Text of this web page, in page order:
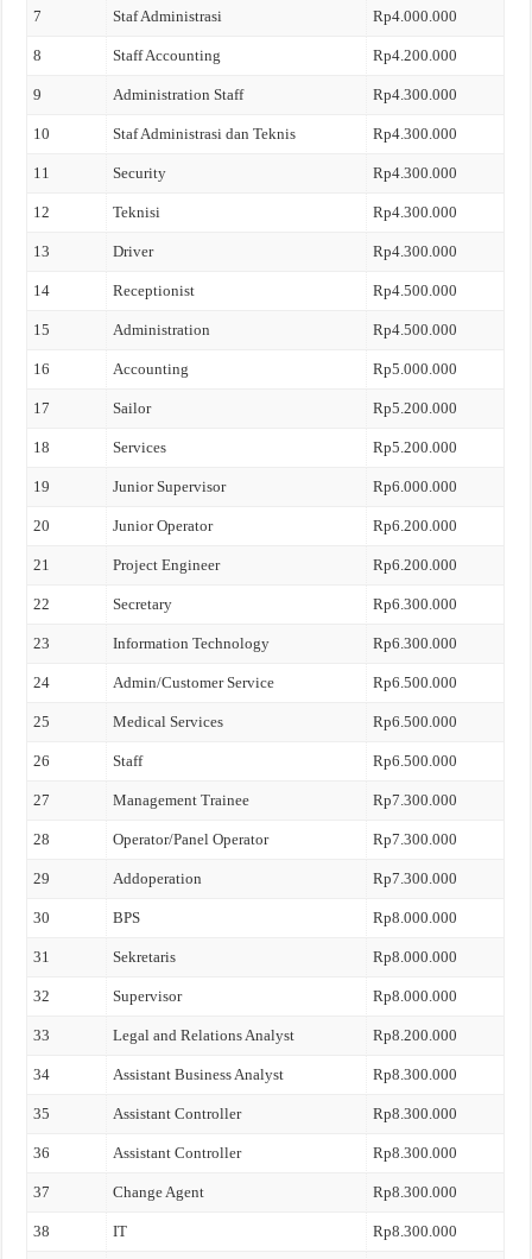
7 Staf Administrasi Rp4.000.000
8 Staff Accounting Rp4.200.000
9 Administration Staff Rp4.300.000
10 Staf Administrasi dan Teknis Rp4.300.000
11 Security Rp4.300.000
12 Teknisi Rp4.300.000
13 Driver Rp4.300.000
14 Receptionist Rp4.500.000
15 Administration Rp4.500.000
16 Accounting Rp5.000.000
17 Sailor Rp5.200.000
18 Services Rp5.200.000
19 Junior Supervisor Rp6.000.000
20 Junior Operator Rp6.200.000
21 Project Engineer Rp6.200.000
22 Secretary Rp6.300.000
23 Information Technology Rp6.300.000
24 Admin/Customer Service Rp6.500.000
25 Medical Services Rp6.500.000
26 Staff Rp6.500.000
27 Management Trainee Rp7.300.000
28 Operator/Panel Operator Rp7.300.000
29 Addoperation Rp7.300.000
30 BPS Rp8.000.000
31 Sekretaris Rp8.000.000
32 Supervisor Rp8.000.000
33 Legal and Relations Analyst Rp8.200.000
34 Assistant Business Analyst Rp8.300.000
35 Assistant Controller Rp8.300.000
36 Assistant Controller Rp8.300.000
37 Change Agent Rp8.300.000
38 IT Rp8.300.000